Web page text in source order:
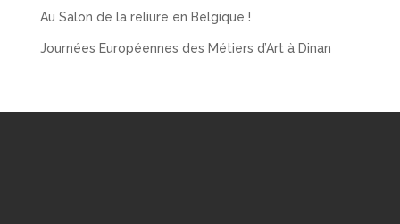
Au Salon de la reliure en Belgique !
Journées Européennes des Métiers d’Art à Dinan